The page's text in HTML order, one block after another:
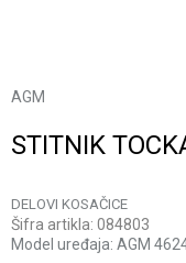
AGM
STITNIK
DELOVI KOSAČICE
Šifra artikla: 084803
Model uređaja: AGM